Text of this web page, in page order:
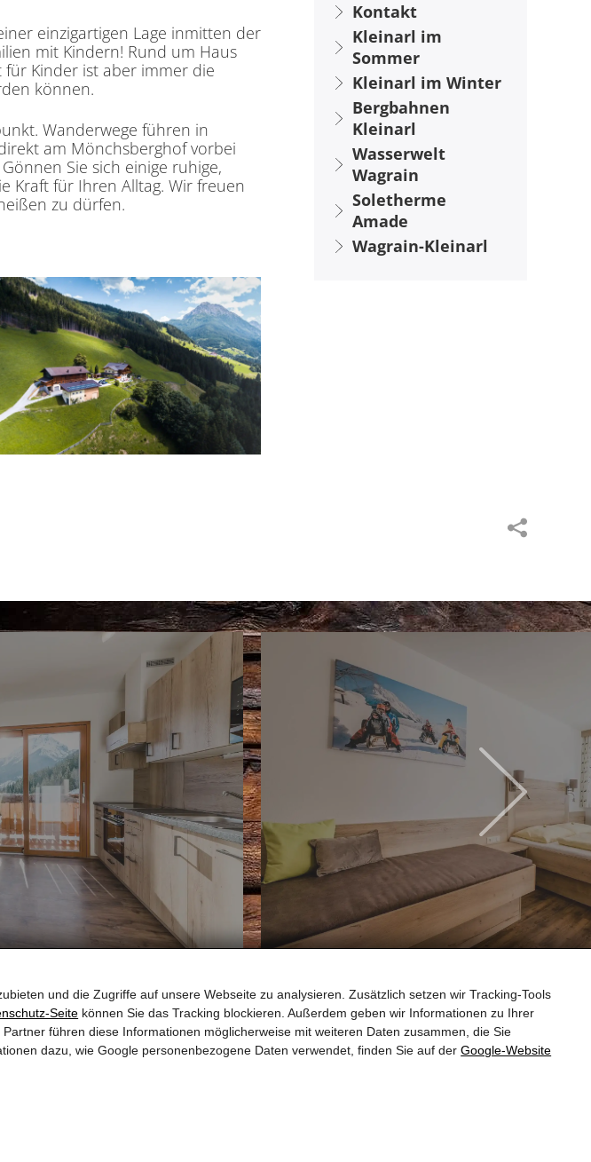
und die Zugriffe auf unsere Webseite zu analysieren. Zusätzlich setzen wir Tracking-Tools
Seite können Sie das Tracking blockieren. Außerdem geben wir Informationen zu Ihrer
führen diese Informationen möglicherweise mit weiteren Daten zusammen, die Sie
dazu, wie Google personenbezogene Daten verwendet, finden Sie auf derGoogle‑Website
einzigartigen Lage inmitten der
mit Kindern! Rund um Haus
Kinder ist aber immer die
können.
Wanderwege führen in
am Mönchsberghof vorbei
Sie sich einige ruhige,
Kraft für Ihren Alltag. Wir freuen
zu dürfen.
Kontakt
Kleinarl im
Sommer
Kleinarl im Winter
Bergbahnen
Kleinarl
Wasserwelt
Wagrain
Soletherme
Amade
Wagrain-Kleinarl
6 PERSONEN) ENNSKRAX (2
Kontakt